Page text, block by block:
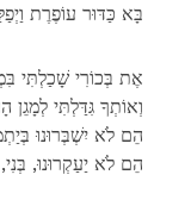
בָּא כַּדּוּר עוֹפֶרֶת
,אֶת בְּכוֹרִי שָׁכַלְתִּי
.וְאוֹתְךָ גִּדַּלְתִּי לְמָגֵן
,הֵם לֹא יִשְׁבְּרוּנוּ
הֵם לֹא יַעַקְרוּנוּ,